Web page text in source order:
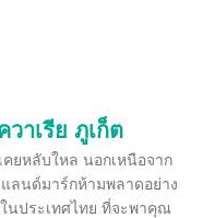
วาเรีย ภูเก็ต
ยหลับใหล นอกเหนือจาก
ลนด์มาร์กห้ามพลาดอย่าง
นประเทศไทย ที่จะพาคุณ